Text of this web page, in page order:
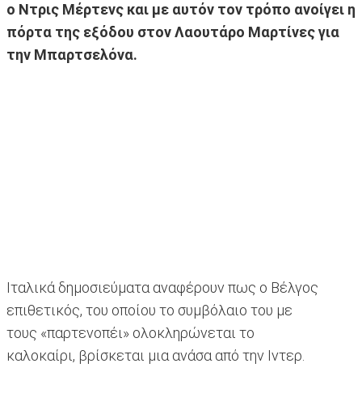
ο Ντρις Μέρτενς και με αυτόν τον τρόπο ανοίγει η
πόρτα της εξόδου στον Λαουτάρο Μαρτίνες για
την Μπαρτσελόνα.
Ιταλικά δημοσιεύματα αναφέρουν πως ο Βέλγος
επιθετικός, του οποίου το συμβόλαιο του με
τους «παρτενοπέι» ολοκληρώνεται το
καλοκαίρι, βρίσκεται μια ανάσα από την Ιντερ.